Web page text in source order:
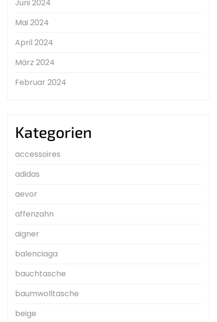
Juni 2024
Mai 2024
April 2024
März 2024
Februar 2024
Kategorien
accessoires
adidas
aevor
affenzahn
aigner
balenciaga
bauchtasche
baumwolltasche
beige